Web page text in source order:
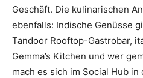
Geschäft. Die kulinarischen
ebenfalls: Indische Genüsse
Tandoor Rooftop-Gastrobar,
Gemma’s Kitchen und wer
mach es sich im Social Hub